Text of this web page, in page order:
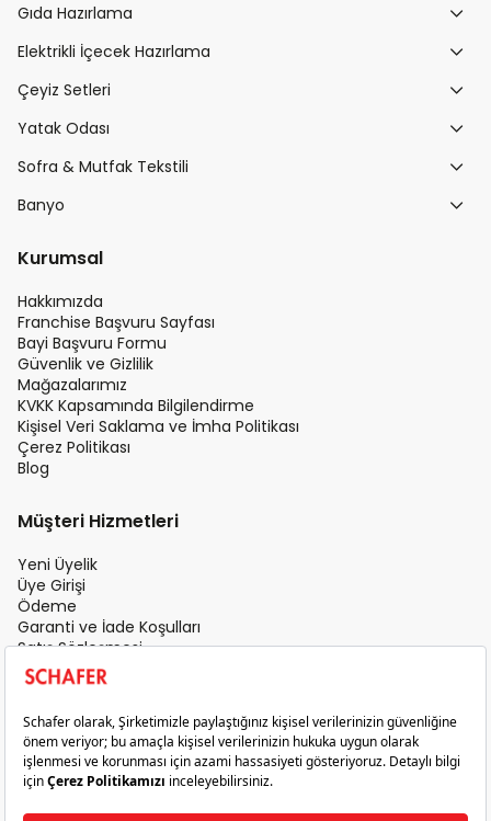
Gıda Hazırlama
Elektrikli İçecek Hazırlama
Çeyiz Setleri
Yatak Odası
Sofra & Mutfak Tekstili
Banyo
Kurumsal
Hakkımızda
Franchise Başvuru Sayfası
Bayi Başvuru Formu
Güvenlik ve Gizlilik
Mağazalarımız
KVKK Kapsamında Bilgilendirme
Kişisel Veri Saklama ve İmha Politikası
Çerez Politikası
Blog
Müşteri Hizmetleri
Yeni Üyelik
Üye Girişi
Ödeme
Garanti ve İade Koşulları
Satış Sözleşmesi
Üyelik Sözleşmesi
İletişim
Gizlilik ve Güvenlik
Sık Sorulan Sorular
Satış Sonrası Hizmet